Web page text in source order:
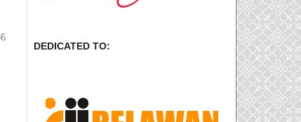
DEDICATED TO: